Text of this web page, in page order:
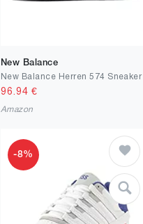
New Balance
New Balance Herren 574 Sneaker
96.94 €
Amazon
-8%